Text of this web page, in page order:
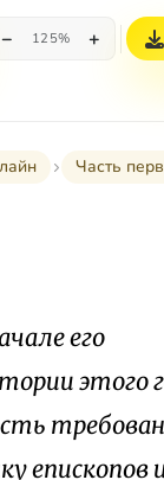
− 125% +
Часть
его
этого
епископов